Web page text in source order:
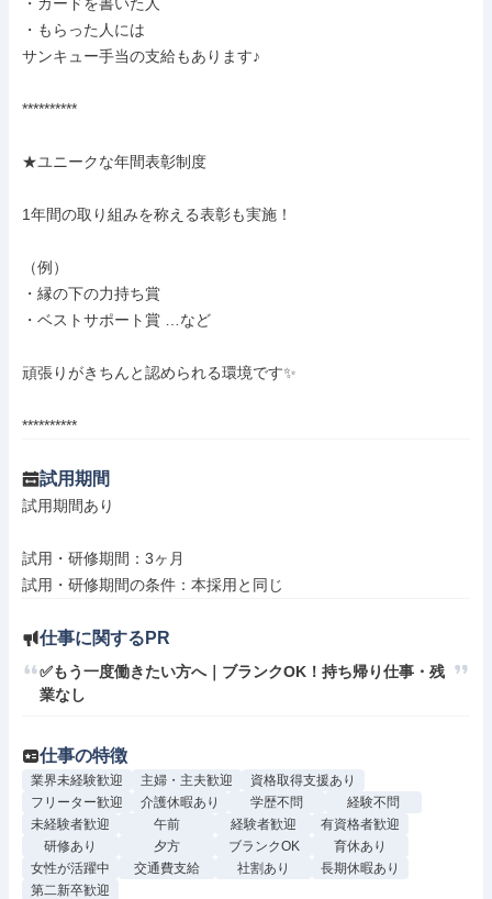
・もらった人には
サンキュー手当の支給もあります♪
**********
★ユニークな年間表彰制度
1年間の取り組みを称える表彰も実施！
（例）
・縁の下の力持ち賞
・ベストサポート賞 …など
頑張りがきちんと認められる環境です✨
**********
試用期間
試用期間あり
試用・研修期間：3ヶ月
仕事に関するPR
✅もう一度働きたい方へ｜ブランクOK！持ち帰り仕事・残
業なし
仕事の特徴
業界未経験歓迎 主婦・主夫歓迎
資格取得支援あり
フリーター歓迎
介護休暇あり 学歴不問
経験不問
未経験者歓迎
午前 経験者歓迎
有資格者歓迎
研修あり
夕方 ブランクOK
育休あり
女性が活躍中
交通費支給 社割あり
長期休暇あり
第二新卒歓迎